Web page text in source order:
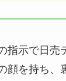
指示で日売
顔を持ち、